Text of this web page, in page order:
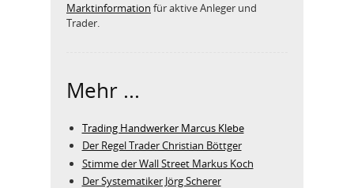
Marktinformation für aktive Anleger und
Trader.
Mehr ...
Trading Handwerker Marcus Klebe
Der Regel Trader Christian Böttger
Stimme der Wall Street Markus Koch
Der Systematiker Jörg Scherer